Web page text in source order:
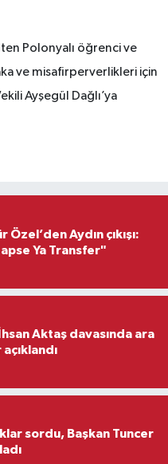
Polonyalı öğrenci ve
ve misafirperverlikleri için
Ayşegül Dağlı’ya
Özel’den Aydın çıkışı:
Ya Transfer"
Aktaş davasında ara
sordu, Başkan Tuncer